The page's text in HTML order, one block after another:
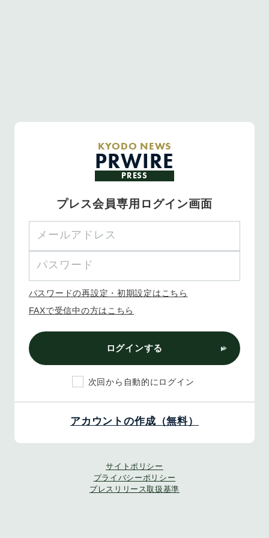
KYODO NEWS
PRWIRE
PRESS
プレス会員専用ログイン画面
パスワードの再設定・初期設定はこちら
FAXで受信中の方はこちら
ログインする
次回から自動的にログイン
アカウントの作成（無料）
サイトポリシー
プライバシーポリシー
プレスリリース取扱基準